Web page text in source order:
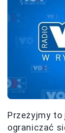
Przeżyjmy to
ograniczać